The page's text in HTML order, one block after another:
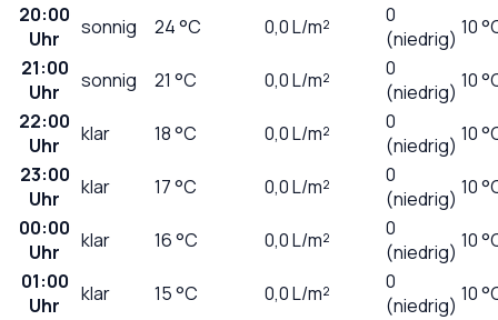
20:00
Uhr
sonnig 24°C 0,0L/m²
0
(niedrig) 10
21:00
Uhr
sonnig 21 °C 0,0L/m²
0
(niedrig) 10
22:00
Uhr
klar 18°C 0,0L/m²
0
(niedrig) 10
23:00
Uhr
klar 17°C 0,0L/m²
0
(niedrig) 10
00:00
Uhr
klar 16°C 0,0L/m²
0
(niedrig) 10
01:00
Uhr
klar 15°C 0,0L/m²
0
(niedrig) 10